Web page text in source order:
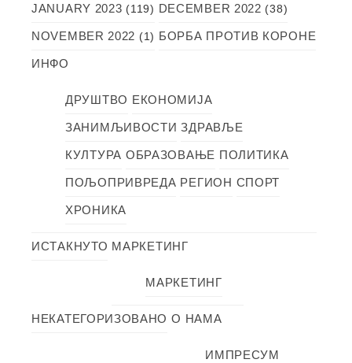
JANUARY 2023 (119) DECEMBER 2022 (38)
NOVEMBER 2022 (1) БОРБА ПРОТИВ КОРОНЕ
ИНФО
ДРУШТВО ЕКОНОМИЈА
ЗАНИМЉИВОСТИ ЗДРАВЉЕ
КУЛТУРА ОБРАЗОВАЊЕ ПОЛИТИКА
ПОЉОПРИВРЕДА РЕГИОН СПОРТ
ХРОНИКА
ИСТАКНУТО МАРКЕТИНГ
МАРКЕТИНГ
НЕКАТЕГОРИЗОВАНО О НАМА
ИМПРЕСУМ